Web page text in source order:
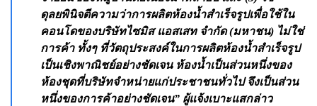
ดุลยพินิจตีความว่าการผลิตห้องน้ำสำเร็จรูปเพื่อใช้ใน
คอนโดของบริษัทไซมิส แอสเสท จำกัด (มหาชน) ไม่ใช่
การค้า ทั้งๆ ที่วัตถุประสงค์ในการผลิตห้องน้ำสำเร็จรูป
เป็นเชิงพาณิชย์อย่างชัดเจน ห้องน้ำเป็นส่วนหนึ่งของ
ห้องชุดที่บริษัทจำหน่ายแก่ประชาชนทั่วไป จึงเป็นส่วน
หนึ่งของการค้าอย่างชัดเจน” ผู้แจ้งเบาะแสกล่าว